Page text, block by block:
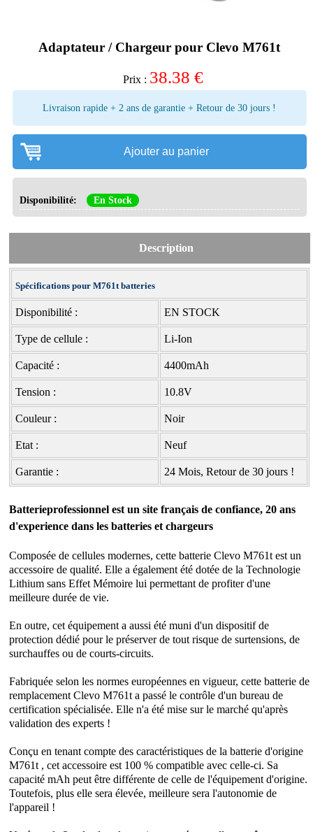
Adaptateur / Chargeur pour Clevo M761t
Prix : 38.38 €
Livraison rapide + 2 ans de garantie + Retour de 30 jours !
Ajouter au panier
Disponibilité: En Stock
Description
Spécifications pour M761t batteries
Disponibilité : EN STOCK
Type de cellule : Li-Ion
Capacité : 4400mAh
Tension : 10.8V
Couleur : Noir
Etat : Neuf
Garantie : 24 Mois, Retour de 30 jours !
Batterieprofessionnel est un site français de confiance, 20 ans
d'experience dans les batteries et chargeurs
Composée de cellules modernes, cettebatterie Clevo M761test un
accessoire de qualité. Elle a également été dotée de la Technologie
Lithium sans Effet Mémoire lui permettant de profiter d'une
meilleure durée de vie.
En outre, cet équipement a aussi été muni d'un dispositif de
protection dédié pour le préserver de tout risque de surtensions, de
surchauffes ou de courts-circuits.
Fabriquée selon les normes européennes en vigueur, cette batterie de
remplacement Clevo M761t a passé le contrôle d'un bureau de
certification spécialisée. Elle n'a été mise sur le marché qu'après
validation des experts !
Conçu en tenant compte des caractéristiques de la batterie d'origine
M761t , cet accessoire est 100 % compatible avec celle-ci. Sa
capacité mAh peut être différente de celle de l'équipement d'origine.
Toutefois, plus elle sera élevée, meilleure sera l'autonomie de
l'appareil !